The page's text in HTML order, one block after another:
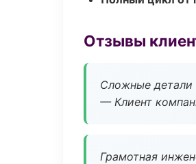
Отзывы
Сложные детали
— Клиент
Грамотная